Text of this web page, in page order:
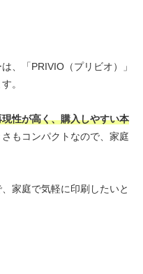
、「PRIVIO（プリビオ）」
。
性が高く、購入しやすい本
もコンパクトなので、家庭
家庭で気軽に印刷したいと